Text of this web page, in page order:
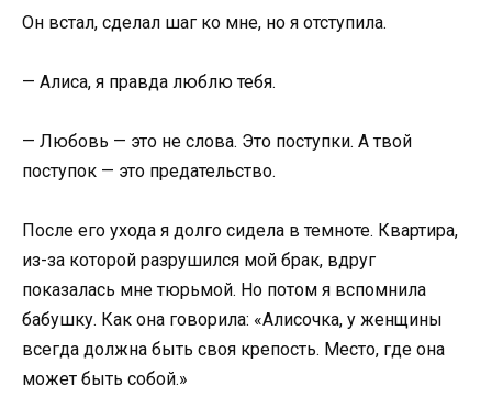
Он встал, сделал шаг ко мне, но я отступила.
— Алиса, я правда люблю тебя.
— Любовь — это не слова. Это поступки. А твой
поступок — это предательство.
После его ухода я долго сидела в темноте. Квартира,
из-за которой разрушился мой брак, вдруг
показалась мне тюрьмой. Но потом я вспомнила
бабушку. Как она говорила: «Алисочка, у женщины
всегда должна быть своя крепость. Место, где она
может быть собой.»